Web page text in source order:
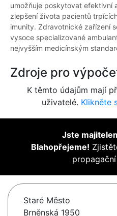
umožňuje poskytovat efektivní
zlepšení života pacientů
imunity. Zdravotnické zařízení
vysoce specializované
nejvyšším medicínským
Zdroje pro
K těmto údajům mají
uživatelé. Klikněte
Jste
Blahopřejeme!
Staré Město
Brněnská 1950